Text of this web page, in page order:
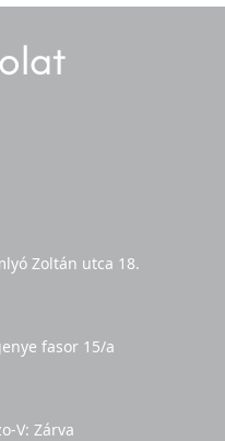
Zoltán utca 18.
fasor 15/a
V: Zárva